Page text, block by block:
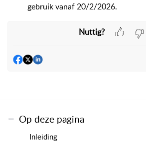
gebruik vanaf 20/2/2026.
Nuttig?
Op deze pagina
Inleiding